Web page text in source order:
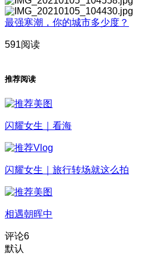
最强寒潮，你的城市多少度？
591阅读
推荐阅读
闪耀女生｜看海
闪耀女生｜旅行转场就这么拍
相遇朝晖中
评论6
默认